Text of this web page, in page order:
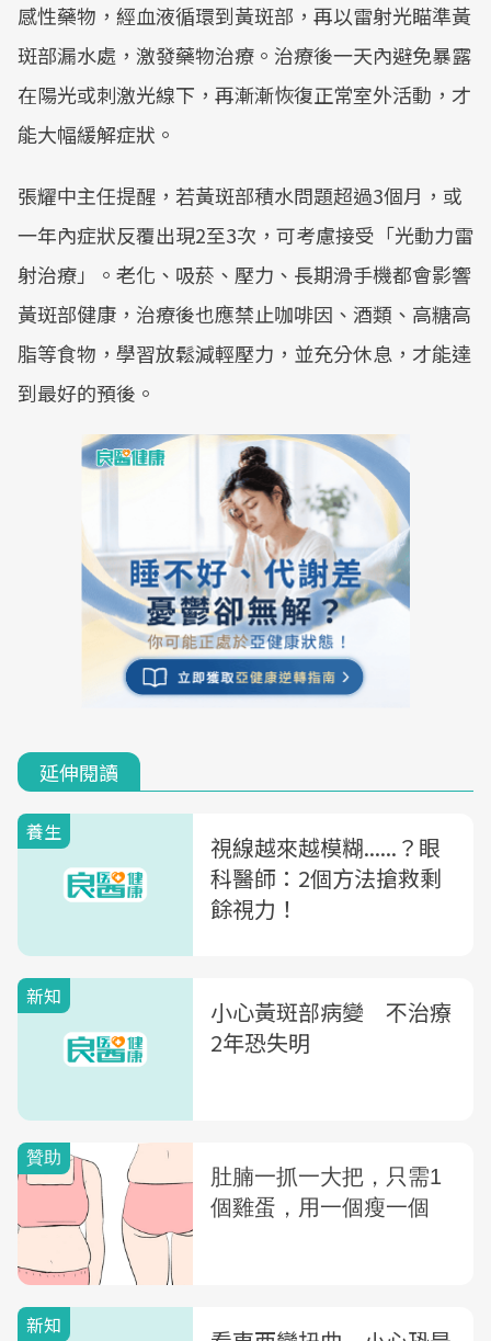
感性藥物，經血液循環到黃斑部，再以雷射光瞄準黃
斑部漏水處，激發藥物治療。治療後一天內避免暴露
在陽光或刺激光線下，再漸漸恢復正常室外活動，才
能大幅緩解症狀。
張耀中主任提醒，若黃斑部積水問題超過3個月，或
一年內症狀反覆出現2至3次，可考慮接受「光動力雷
射治療」。老化、吸菸、壓力、長期滑手機都會影響
黃斑部健康，治療後也應禁止咖啡因、酒類、高糖高
脂等食物，學習放鬆減輕壓力，並充分休息，才能達
到最好的預後。
延伸閱讀
養生
視線越來越模糊......？眼
科醫師：2個方法搶救剩
餘視力！
新知
小心黃斑部病變 不治療
2年恐失明
新知